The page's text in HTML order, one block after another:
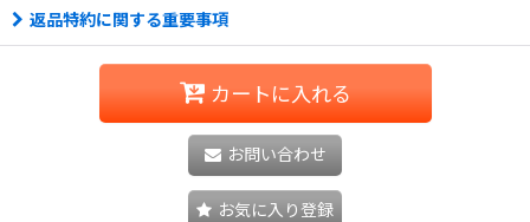
返品特約に関する重要事項
カートに入れる
お問い合わせ
お気に入り登録